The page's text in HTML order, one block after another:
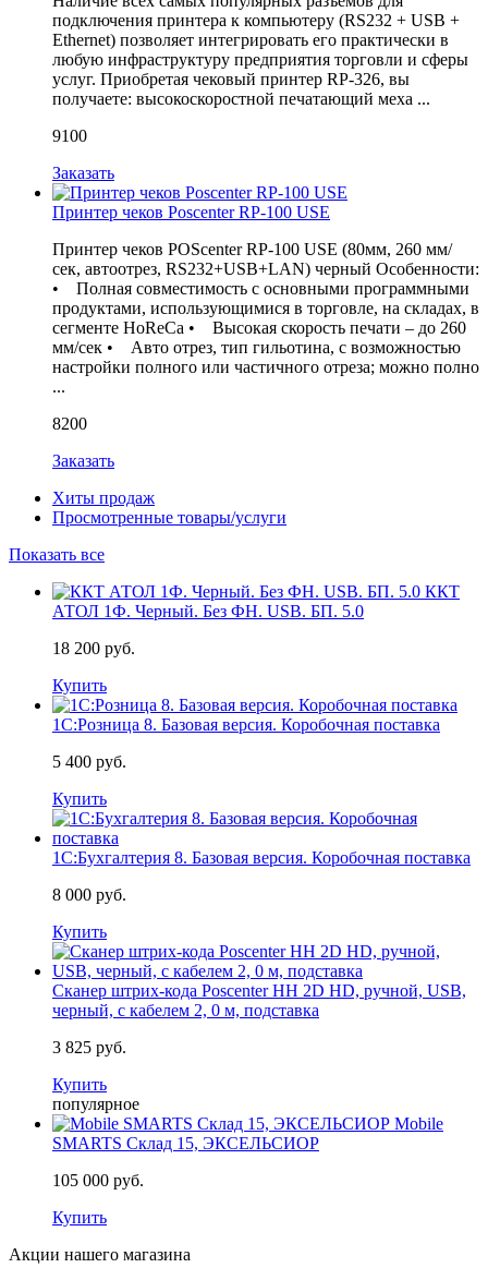
подключения принтера к компьютеру (RS232 + USB +
Ethernet) позволяет интегрировать его практически в
любую инфраструктуру предприятия торговли и сферы
услуг. Приобретая чековый принтер RP-326, вы
получаете: высокоскоростной печатающий меха ...
9100
Заказать
Принтер чеков Poscenter RP-100 USE
Принтер чеков POScenter RP-100 USE (80мм, 260 мм/
сек, автоотрез, RS232+USB+LAN) черный Особенности:
• Полная совместимость с основными программными
продуктами, использующимися в торговле, на складах, в
сегменте HoReCa • Высокая скорость печати – до 260
мм/сек • Авто отрез, тип гильотина, с возможностью
настройки полного или частичного отреза; можно полно
...
8200
Заказать
Хиты продаж
Просмотренные товары/услуги
Показать все
ККТ
АТОЛ 1Ф. Черный. Без ФН. USB. БП. 5.0
18 200 руб.
Купить
1С:Розница 8. Базовая версия. Коробочная поставка
5 400 руб.
Купить
1С:Бухгалтерия 8. Базовая версия. Коробочная поставка
8 000 руб.
Купить
Сканер штрих-кода Poscenter HH 2D HD, ручной, USB,
черный, с кабелем 2, 0 м, подставка
3 825 руб.
Купить
популярное
Mobile
SMARTS Склад 15, ЭКСЕЛЬСИОР
105 000 руб.
Купить
Акции нашего магазина